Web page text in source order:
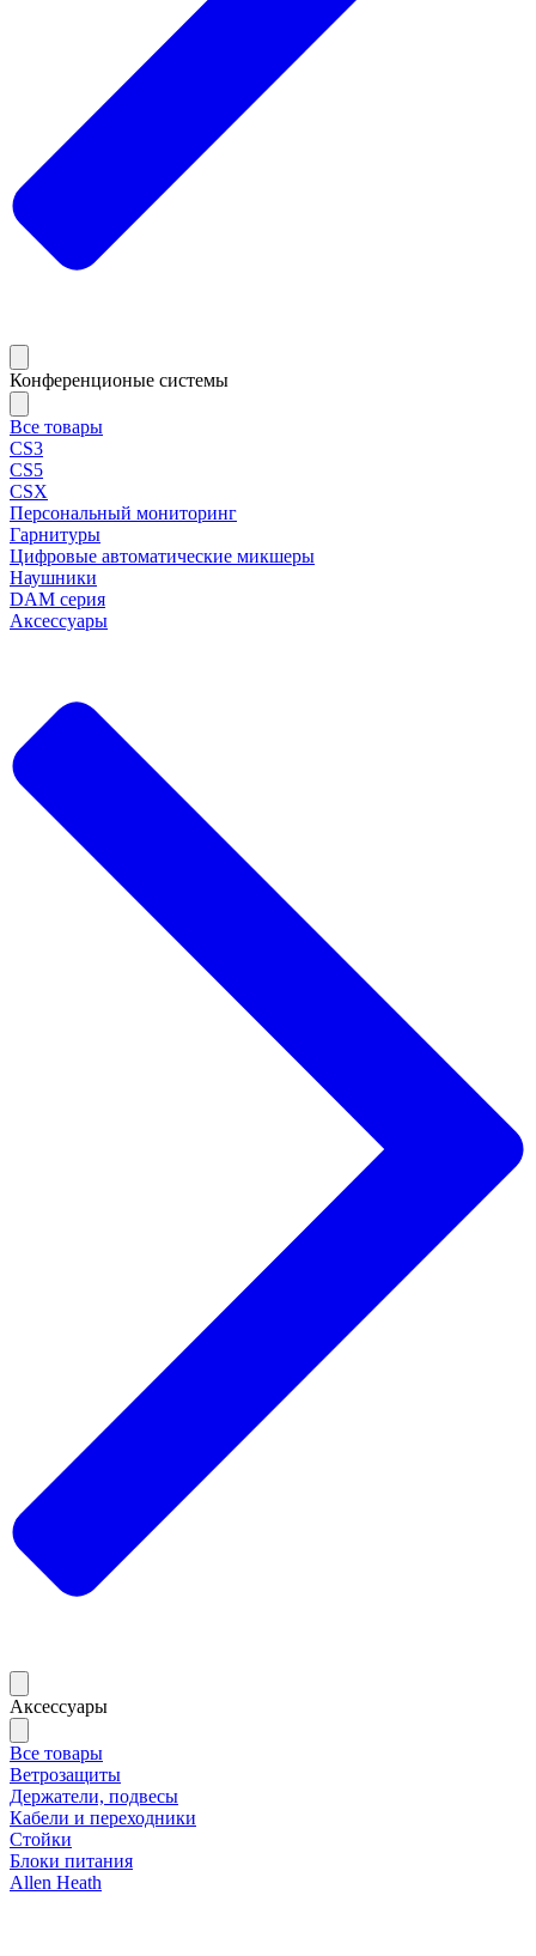
Конференционые системы
Все товары
CS3
CS5
CSX
Персональный мониторинг
Гарнитуры
Цифровые автоматические микшеры
Наушники
DAM серия
Аксессуары
Аксессуары
Все товары
Ветрозащиты
Держатели, подвесы
Кабели и переходники
Стойки
Блоки питания
Allen Heath